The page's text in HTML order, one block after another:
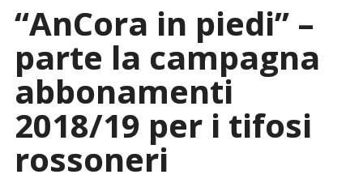
“AnCora in piedi” –
parte la campagna
abbonamenti
2018/19 per i tifosi
rossoneri